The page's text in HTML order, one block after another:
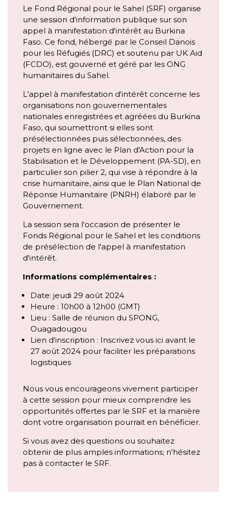
Le Fond Régional pour le Sahel (SRF) organise
une session d'information publique sur son
appel à manifestation d'intérêt au Burkina
Faso. Ce fond, hébergé par le Conseil Danois
pour les Réfugiés (DRC) et soutenu par UK Aid
(FCDO), est gouverné et géré par les ONG
humanitaires du Sahel.
L'appel à manifestation d'intérêt concerne les
organisations non gouvernementales
nationales enregistrées et agréées du Burkina
Faso, qui soumettront si elles sont
présélectionnées puis sélectionnées, des
projets en ligne avec le Plan d'Action pour la
Stabilisation et le Développement (PA-SD), en
particulier son pilier 2, qui vise à répondre à la
crise humanitaire, ainsi que le Plan National de
Réponse Humanitaire (PNRH) élaboré par le
Gouvernement.
La session sera l'occasion de présenter le
Fonds Régional pour le Sahel et les conditions
de présélection de l'appel à manifestation
d'intérêt.
Informations complémentaires :
Date: jeudi 29 août 2024
Heure : 10h00 à 12h00 (GMT)
Lieu : Salle de réunion du SPONG,
Ouagadougou
Lien d'inscription : Inscrivez vous ici avant le
27 août 2024 pour faciliter les préparations
logistiques
Nous vous encourageons vivement participer
à cette session pour mieux comprendre les
opportunités offertes par le SRF et la manière
dont votre organisation pourrait en bénéficier.
Si vous avez des questions ou souhaitez
obtenir de plus amples informations; n'hésitez
pas à contacter le SRF.